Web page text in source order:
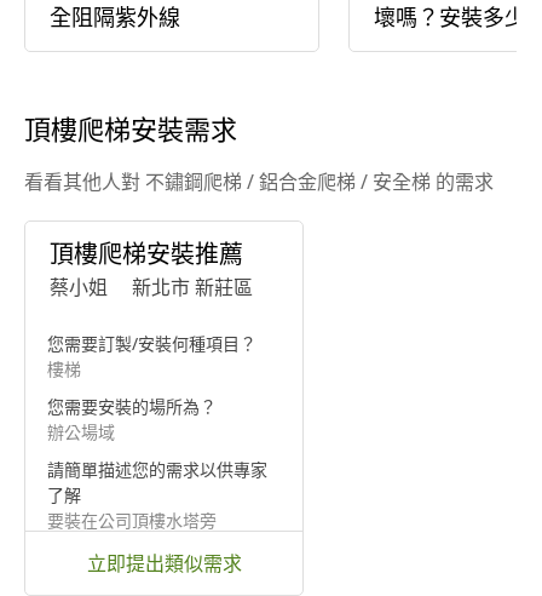
全阻隔紫外線 壞嗎？安裝多少
頂樓爬梯安裝需求
看看其他人對 不鏽鋼爬梯 / 鋁合金爬梯 / 安全梯 的需求
頂樓爬梯安裝推薦
蔡小姐 新北市 新莊區
您需要訂製/安裝何種項目？
樓梯
您需要安裝的場所為？
辦公場域
請簡單描述您的需求以供專家
了解
要裝在公司頂樓水塔旁
立即提出類似需求